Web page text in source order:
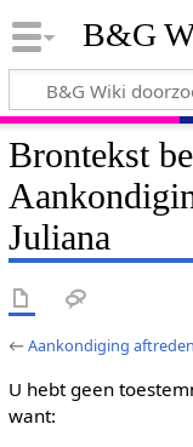
B&G
Brontekst
Juliana
←Aankondiging
U hebt geen
want: